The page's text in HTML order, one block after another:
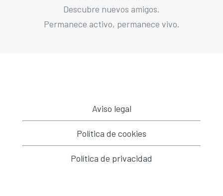
Descubre nuevos amigos.
Permanece activo, permanece vivo.
Aviso legal
Política de cookies
Política de privacidad